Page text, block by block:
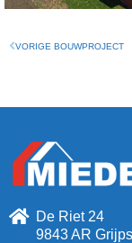
VORIGE BOUWPROJECT
De Riet 24
9843 AR